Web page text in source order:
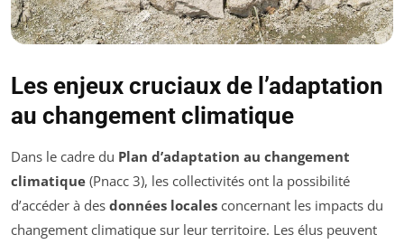
Les enjeux cruciaux de l’adaptation
au changement climatique
Dans le cadre du Plan d’adaptation au changement
climatique (Pnacc 3), les collectivités ont la possibilité
d’accéder à des données locales concernant les impacts du
changement climatique sur leur territoire. Les élus peuvent